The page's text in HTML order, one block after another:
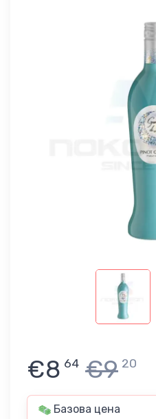
€8 64 €9 20
Базова цена